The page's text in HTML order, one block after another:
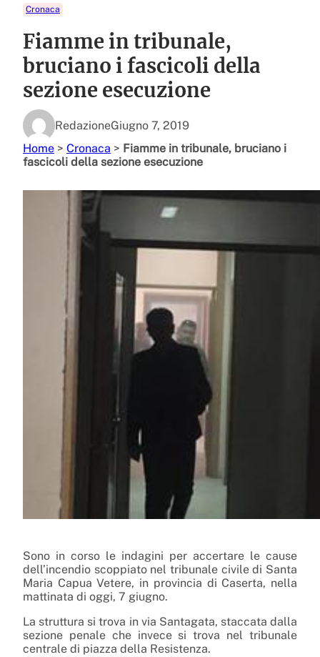
Cronaca
Fiamme in tribunale,
bruciano i fascicoli della
sezione esecuzione
RedazioneGiugno 7, 2019
Home > Cronaca > Fiamme in tribunale, bruciano i
fascicoli della sezione esecuzione
Sono in corso le indagini per accertare le cause
dell’incendio scoppiato nel tribunale civile di Santa
Maria Capua Vetere, in provincia di Caserta, nella
mattinata di oggi, 7 giugno.
La struttura si trova in via Santagata, staccata dalla
sezione penale che invece si trova nel tribunale
centrale di piazza della Resistenza.